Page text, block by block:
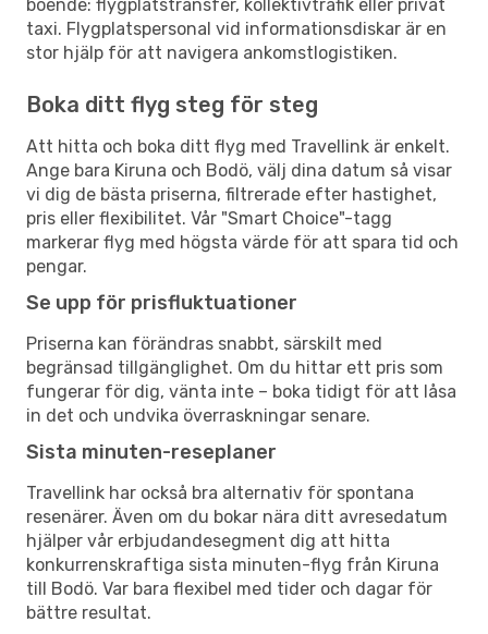
boende: flygplatstransfer, kollektivtrafik eller privat
taxi. Flygplatspersonal vid informationsdiskar är en
stor hjälp för att navigera ankomstlogistiken.
Boka ditt flyg steg för steg
Att hitta och boka ditt flyg med Travellink är enkelt.
Ange bara Kiruna och Bodö, välj dina datum så visar
vi dig de bästa priserna, filtrerade efter hastighet,
pris eller flexibilitet. Vår "Smart Choice"-tagg
markerar flyg med högsta värde för att spara tid och
pengar.
Se upp för prisfluktuationer
Priserna kan förändras snabbt, särskilt med
begränsad tillgänglighet. Om du hittar ett pris som
fungerar för dig, vänta inte – boka tidigt för att låsa
in det och undvika överraskningar senare.
Sista minuten-reseplaner
Travellink har också bra alternativ för spontana
resenärer. Även om du bokar nära ditt avresedatum
hjälper vår erbjudandesegment dig att hitta
konkurrenskraftiga sista minuten-flyg från Kiruna
till Bodö. Var bara flexibel med tider och dagar för
bättre resultat.